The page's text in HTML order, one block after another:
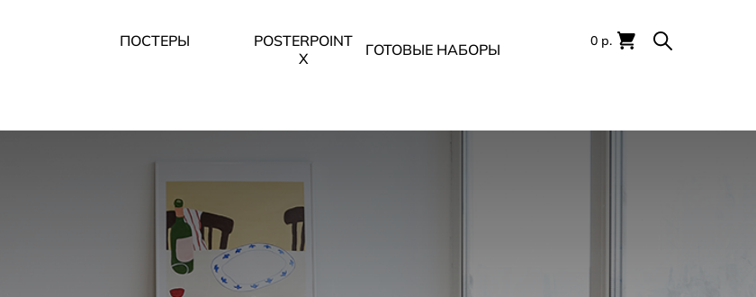
0 р.
ГОТОВЫЕ НАБОРЫ
ПОСТЕРЫ
POSTERPOINT
X